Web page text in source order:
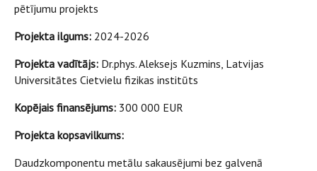
pētījumu projekts
Projekta ilgums: 2024-2026
Projekta vadītājs: Dr.phys. Aleksejs Kuzmins, Latvijas
Universitātes Cietvielu fizikas institūts
Kopējais finansējums: 300 000 EUR
Projekta kopsavilkums:
Daudzkomponentu metālu sakausējumi bez galvenā